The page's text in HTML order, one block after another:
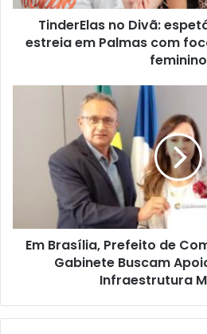
TinderElas no Divã:
estreia em Palmas com
feminino
Em Brasília, Prefeito de
Gabinete Buscam
Infraestrutura